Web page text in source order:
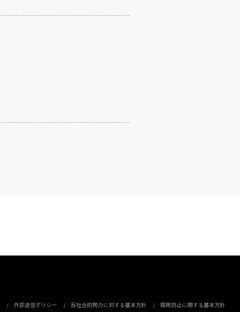
外部送信ポリシー 反社会的勢力に対する基本方針 腐敗防止に関する基本方針